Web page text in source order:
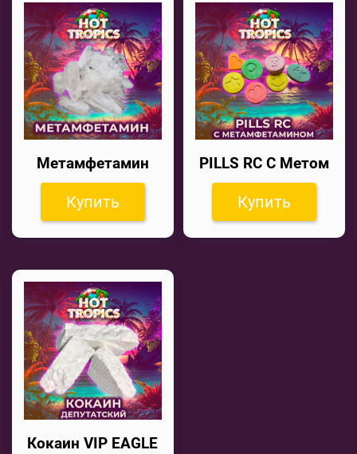
Метамфетамин
Купить
PILLS RC С Метом
Купить
Кокаин VIP EAGLE